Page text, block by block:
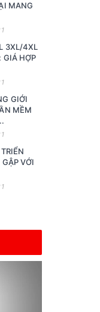
MANG
3XL/4XL
GIÁ HỢP
GIỚI
MỀM
VỚI